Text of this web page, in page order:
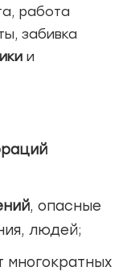
работа
забивка
и
, опасные
людей;
многократных